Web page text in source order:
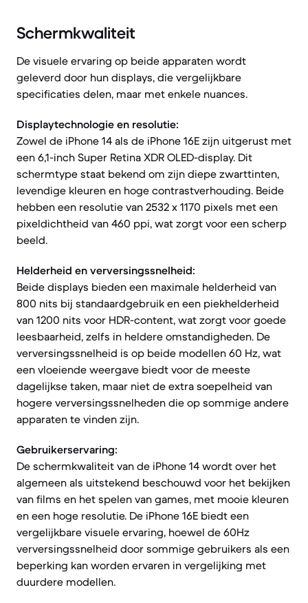
Schermkwaliteit
De visuele ervaring op beide apparaten wordt
geleverd door hun displays, die vergelijkbare
specificaties delen, maar met enkele nuances.
Displaytechnologie en resolutie:
Zowel de iPhone 14 als de iPhone 16E zijn uitgerust met
een 6,1-inch Super Retina XDR OLED-display. Dit
schermtype staat bekend om zijn diepe zwarttinten,
levendige kleuren en hoge contrastverhouding. Beide
hebben een resolutie van 2532 x 1170 pixels met een
pixeldichtheid van 460 ppi, wat zorgt voor een scherp
beeld.
Helderheid en verversingssnelheid:
Beide displays bieden een maximale helderheid van
800 nits bij standaardgebruik en een piekhelderheid
van 1200 nits voor HDR-content, wat zorgt voor goede
leesbaarheid, zelfs in heldere omstandigheden. De
verversingssnelheid is op beide modellen 60 Hz, wat
een vloeiende weergave biedt voor de meeste
dagelijkse taken, maar niet de extra soepelheid van
hogere verversingssnelheden die op sommige andere
apparaten te vinden zijn.
Gebruikerservaring:
De schermkwaliteit van de iPhone 14 wordt over het
algemeen als uitstekend beschouwd voor het bekijken
van films en het spelen van games, met mooie kleuren
en een hoge resolutie. De iPhone 16E biedt een
vergelijkbare visuele ervaring, hoewel de 60Hz
verversingssnelheid door sommige gebruikers als een
beperking kan worden ervaren in vergelijking met
duurdere modellen.